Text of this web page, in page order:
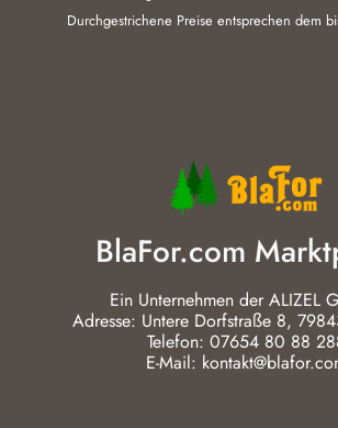
Durchgestrichene Preise entsprechen dem
BlaFor.com
Ein Unternehmen der ALIZEL
Adresse: Untere Dorfstraße 8,
Telefon: 07654 80 88
E-Mail: